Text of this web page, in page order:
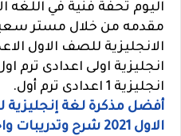
اليوم تحفة فنية في اللغه
مقدمه من خلال مستر
انجليزية 1 اعدادى ترم أول.
أفضل مذكرة لغة إنجليزية
الاول 2021 شرح